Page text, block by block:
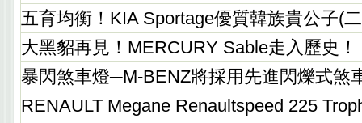
五育均衡！KIA Sportage優質韓族貴公子(
大黑貂再見！MERCURY Sable走入歷史！
暴閃煞車燈─M-BENZ將採用先進閃爍式煞
RENAULT Megane Renaultspeed 225